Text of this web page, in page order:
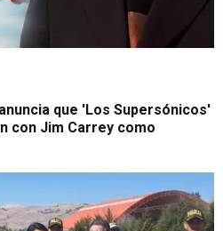
que 'Los Supersónicos'
con Jim Carrey como